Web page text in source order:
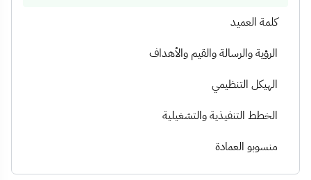
كلمة العميد
الرؤية والرسالة والقيم والأهداف
الهيكل التنظيمي
الخطط التنفيذية والتشغيلية
منسوبو العمادة